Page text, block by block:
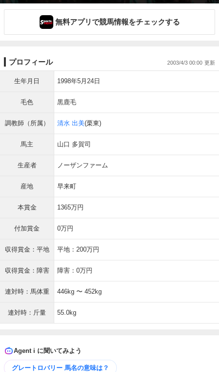
無料アプリで競馬情報をチェックする
プロフィール 2003/4/3 00:00
生年月日 1998年5月24日
毛色 黒鹿毛
調教師（所属） 清水 出美(栗東)
馬主 山口 多賀司
生産者 ノーザンファーム
産地 早来町
本賞金 1365万円
付加賞金 0万円
収得賞金：平地 平地：200万円
収得賞金：障害 障害：0万円
連対時：馬体重 446kg 〜 452kg
連対時：斤量 55.0kg
Agent i に聞いてみよう
グレートロバリー 馬名の意味は？